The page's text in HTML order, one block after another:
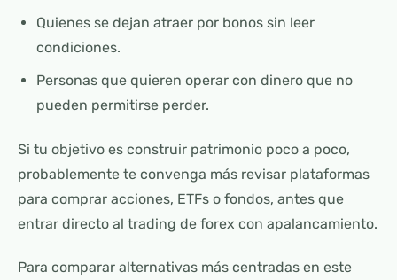
Quienes se dejan atraer por bonos sin leer
condiciones.
Personas que quieren operar con dinero que no
pueden permitirse perder.
Si tu objetivo es construir patrimonio poco a poco,
probablemente te convenga más revisar plataformas
para comprar acciones, ETFs o fondos, antes que
entrar directo al trading de forex con apalancamiento.
Para comparar alternativas más centradas en este